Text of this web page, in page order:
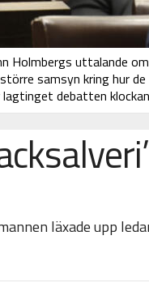
Holmbergs uttalande
samsyn kring hur
debatten
läxade upp